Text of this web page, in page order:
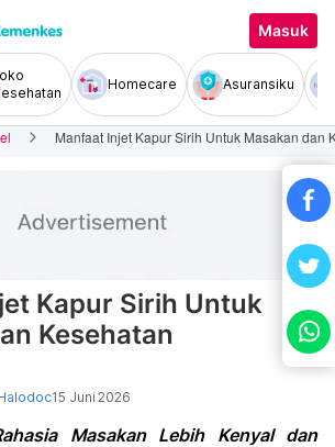
Masuk
Homecare Asuransiku
Manfaat Injet Kapur Sirih Untuk Masakan dan
Kapur Sirih Untuk
Kesehatan
15 Juni 2026
Masakan Lebih Kenyal dan